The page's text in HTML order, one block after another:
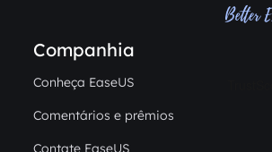
Companhia
Conheça EaseUS
Comentários e prêmios
Contate EaseUS